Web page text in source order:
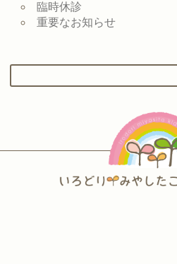
臨時休診
重要なお知らせ